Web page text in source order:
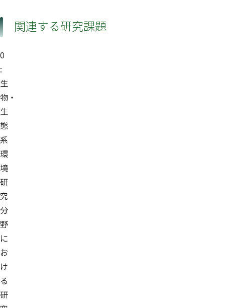
関連する研究課題
0
:
生
物・
生
態
系
環
境
研
究
分
野
に
お
け
る
研